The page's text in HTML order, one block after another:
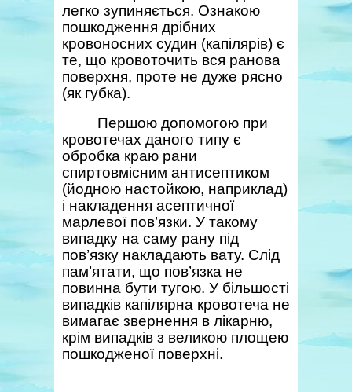
легко зупиняється. Ознакою
пошкодження дрібних
кровоносних судин (капілярів) є
те, що кровоточить вся ранова
поверхня, проте не дуже рясно
(як губка).
Першою допомогою при
кровотечах даного типу є
обробка краю рани
спиртовмісним антисептиком
(йодною настойкою, наприклад)
і накладення асептичної
марлевої пов’язки. У такому
випадку на саму рану під
пов’язку накладають вату. Слід
пам’ятати, що пов’язка не
повинна бути тугою. У більшості
випадків капілярна кровотеча не
вимагає звернення в лікарню,
крім випадків з великою площею
пошкодженої поверхні.